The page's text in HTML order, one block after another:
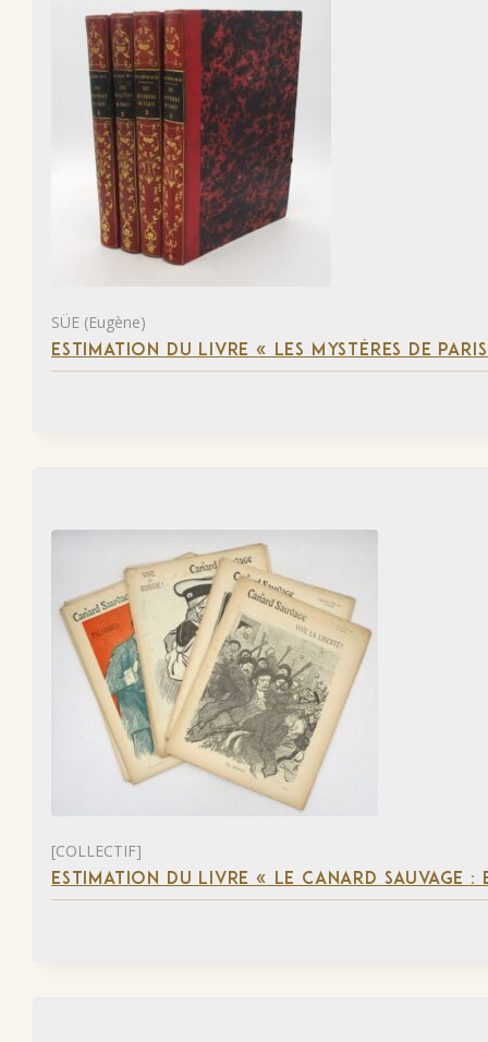
SÜE (Eugène)
ESTIMATION DU LIVRE « LES MYSTÈRES DE
[COLLECTIF]
ESTIMATION DU LIVRE « LE CANARD SAUVAGE :